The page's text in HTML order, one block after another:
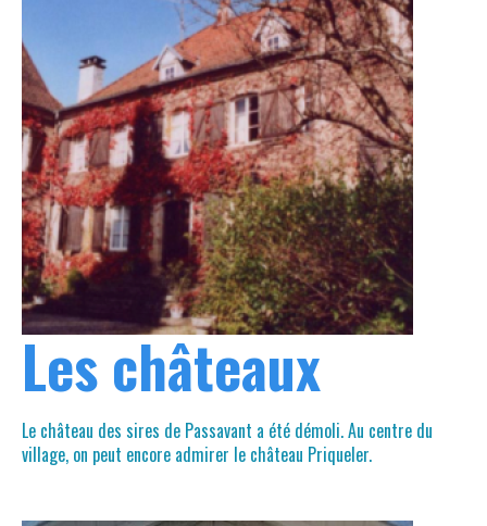
Les châteaux
Le château des sires de Passavant a été démoli. Au centre du
village, on peut encore admirer le château Priqueler.